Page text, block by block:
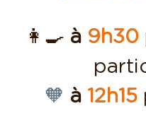
👩‍🍳 à 9h30
🧡 à 12h15